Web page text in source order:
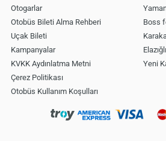
Otogarlar
Otobüs Bileti Alma Rehberi
Uçak Bileti
Kampanyalar
KVKK Aydınlatma Metni
Çerez Politikası
Otobüs Kullanım Koşulları
Boss
Yeni